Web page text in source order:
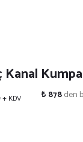
+ KDV ₺ 878den